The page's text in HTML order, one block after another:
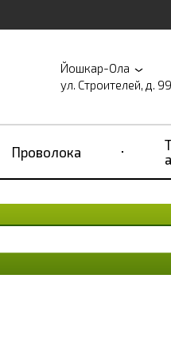
Йошкар-Ола
ул. Строителей, д.
Проволока